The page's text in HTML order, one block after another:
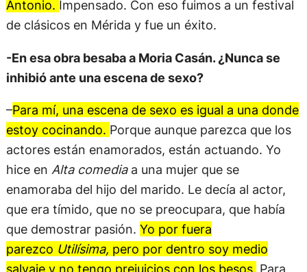
Antonio. Impensado. Con eso fuimos a un festival
de clásicos en Mérida y fue un éxito.
-En esa obra besaba a Moria Casán. ¿Nunca se
inhibió ante una escena de sexo?
–Para mí, una escena de sexo es igual a una donde
estoy cocinando. Porque aunque parezca que los
actores están enamorados, están actuando. Yo
hice en Alta comediaa una mujer que se
enamoraba del hijo del marido. Le decía al actor,
que era tímido, que no se preocupara, que había
que demostrar pasión. Yo por fuera
parezco Utilísima, pero por dentro soy medio
salvaje y no tengo prejuicios con los besos. Para